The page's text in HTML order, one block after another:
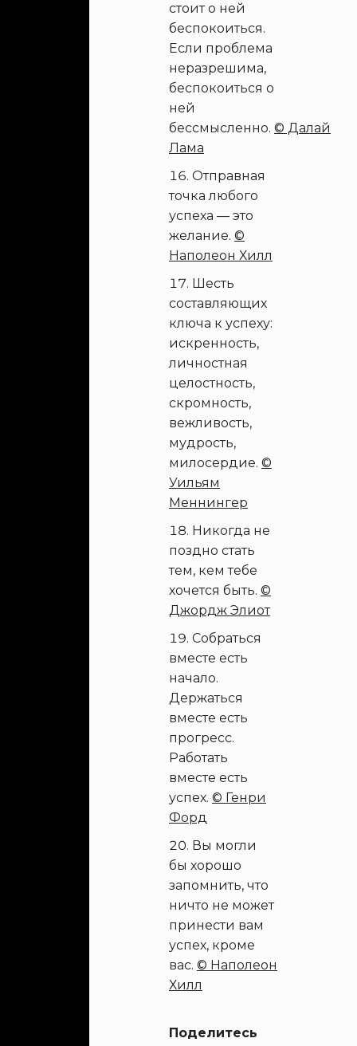
стоит о ней
беспокоиться.
Если проблема
неразрешима,
беспокоиться о
ней
бессмысленно. © Далай
Лама
Отправная
точка любого
успеха — это
желание. ©
Наполеон Хилл
Шесть
составляющих
ключа к успеху:
искренность,
личностная
целостность,
скромность,
вежливость,
мудрость,
милосердие. ©
Уильям
Меннингер
Никогда не
поздно стать
тем, кем тебе
хочется быть. ©
Джордж Элиот
Собраться
вместе есть
начало.
Держаться
вместе есть
прогресс.
Работать
вместе есть
успех. © Генри
Форд
Вы могли
бы хорошо
запомнить, что
ничто не может
принести вам
успех, кроме
вас. © Наполеон
Хилл
Поделитесь